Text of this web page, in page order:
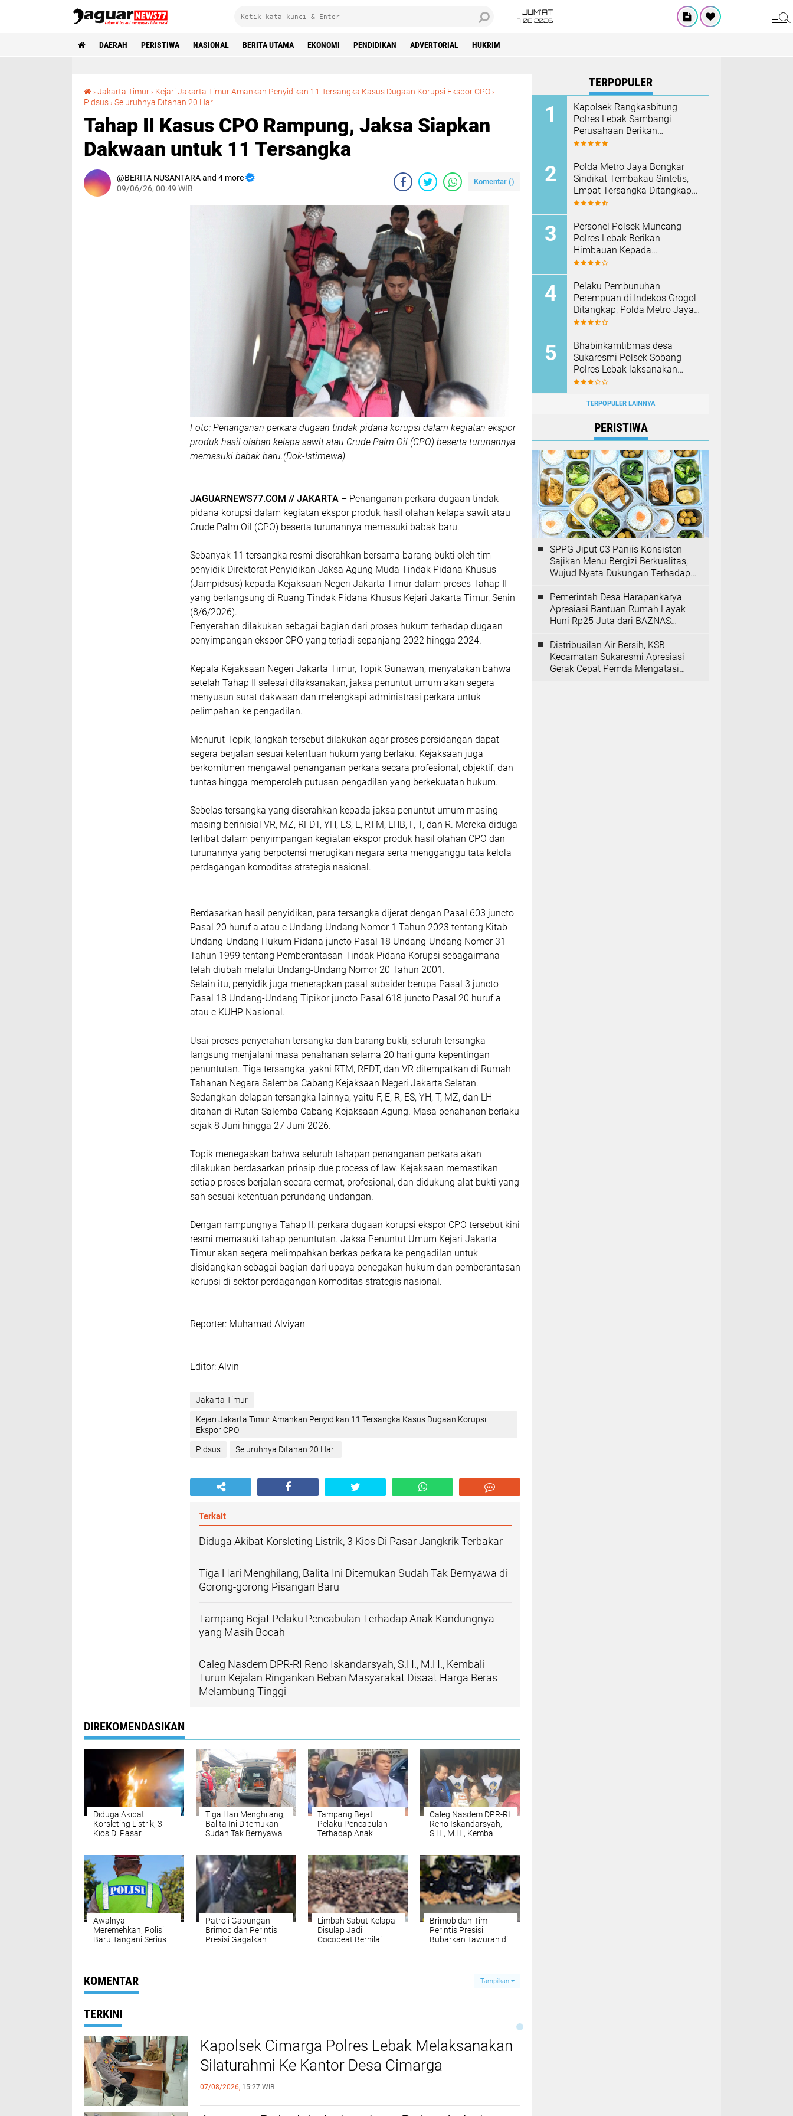
JUM'AT
7 08 2026
DAERAH PERISTIWA NASIONAL BERITA UTAMA EKONOMI PENDIDIKAN ADVERTORIAL HUKRIM
›Jakarta Timur › Kejari Jakarta Timur Amankan Penyidikan 11 Tersangka Kasus Dugaan Korupsi Ekspor CPO ›
Pidsus ›Seluruhnya Ditahan 20 Hari
Tahap II Kasus CPO Rampung, Jaksa Siapkan
Dakwaan untuk 11 Tersangka
BERITA NUSANTARA and 4 more
09/06/26, 00:49 WIB
Komentar ()
Foto: Penanganan perkara dugaan tindak pidana korupsi dalam kegiatan ekspor
produk hasil olahan kelapa sawit atau Crude Palm Oil (CPO) beserta turunannya
memasuki babak baru.(Dok-Istimewa)
‎JAGUARNEWS77.COM // JAKARTA – Penanganan perkara dugaan tindak
pidana korupsi dalam kegiatan ekspor produk hasil olahan kelapa sawit atau
Crude Palm Oil (CPO) beserta turunannya memasuki babak baru.
Sebanyak 11 tersangka resmi diserahkan bersama barang bukti oleh tim
penyidik Direktorat Penyidikan Jaksa Agung Muda Tindak Pidana Khusus
(Jampidsus) kepada Kejaksaan Negeri Jakarta Timur dalam proses Tahap II
yang berlangsung di Ruang Tindak Pidana Khusus Kejari Jakarta Timur, Senin
(8/6/2026).
Penyerahan dilakukan sebagai bagian dari proses hukum terhadap dugaan
penyimpangan ekspor CPO yang terjadi sepanjang 2022 hingga 2024.
‎Kepala Kejaksaan Negeri Jakarta Timur, Topik Gunawan, menyatakan bahwa
setelah Tahap II selesai dilaksanakan, jaksa penuntut umum akan segera
menyusun surat dakwaan dan melengkapi administrasi perkara untuk
pelimpahan ke pengadilan.
‎Menurut Topik, langkah tersebut dilakukan agar proses persidangan dapat
segera berjalan sesuai ketentuan hukum yang berlaku. Kejaksaan juga
berkomitmen mengawal penanganan perkara secara profesional, objektif, dan
tuntas hingga memperoleh putusan pengadilan yang berkekuatan hukum.
‎Sebelas tersangka yang diserahkan kepada jaksa penuntut umum masing-
masing berinisial VR, MZ, RFDT, YH, ES, E, RTM, LHB, F, T, dan R. Mereka diduga
terlibat dalam penyimpangan kegiatan ekspor produk hasil olahan CPO dan
turunannya yang berpotensi merugikan negara serta mengganggu tata kelola
perdagangan komoditas strategis nasional.
‎Berdasarkan hasil penyidikan, para tersangka dijerat dengan Pasal 603 juncto
Pasal 20 huruf a atau c Undang-Undang Nomor 1 Tahun 2023 tentang Kitab
Undang-Undang Hukum Pidana juncto Pasal 18 Undang-Undang Nomor 31
Tahun 1999 tentang Pemberantasan Tindak Pidana Korupsi sebagaimana
telah diubah melalui Undang-Undang Nomor 20 Tahun 2001.
Selain itu, penyidik juga menerapkan pasal subsider berupa Pasal 3 juncto
Pasal 18 Undang-Undang Tipikor juncto Pasal 618 juncto Pasal 20 huruf a
atau c KUHP Nasional.
‎Usai proses penyerahan tersangka dan barang bukti, seluruh tersangka
langsung menjalani masa penahanan selama 20 hari guna kepentingan
penuntutan. Tiga tersangka, yakni RTM, RFDT, dan VR ditempatkan di Rumah
Tahanan Negara Salemba Cabang Kejaksaan Negeri Jakarta Selatan.
Sedangkan delapan tersangka lainnya, yaitu F, E, R, ES, YH, T, MZ, dan LH
ditahan di Rutan Salemba Cabang Kejaksaan Agung. Masa penahanan berlaku
sejak 8 Juni hingga 27 Juni 2026.
‎Topik menegaskan bahwa seluruh tahapan penanganan perkara akan
dilakukan berdasarkan prinsip due process of law. Kejaksaan memastikan
setiap proses berjalan secara cermat, profesional, dan didukung alat bukti yang
sah sesuai ketentuan perundang-undangan.
‎Dengan rampungnya Tahap II, perkara dugaan korupsi ekspor CPO tersebut kini
resmi memasuki tahap penuntutan. Jaksa Penuntut Umum Kejari Jakarta
Timur akan segera melimpahkan berkas perkara ke pengadilan untuk
disidangkan sebagai bagian dari upaya penegakan hukum dan pemberantasan
korupsi di sektor perdagangan komoditas strategis nasional.
Reporter: Muhamad Alviyan
‎Editor: Alvin
Jakarta Timur
Kejari Jakarta Timur Amankan Penyidikan 11 Tersangka Kasus Dugaan Korupsi
Ekspor CPO
Pidsus Seluruhnya Ditahan 20 Hari
Terkait
Diduga Akibat Korsleting Listrik, 3 Kios Di Pasar Jangkrik Terbakar
Tiga Hari Menghilang, Balita Ini Ditemukan Sudah Tak Bernyawa di
Gorong-gorong Pisangan Baru
Tampang Bejat Pelaku Pencabulan Terhadap Anak Kandungnya
yang Masih Bocah
Caleg Nasdem DPR-RI Reno Iskandarsyah, S.H., M.H., Kembali
Turun Kejalan Ringankan Beban Masyarakat Disaat Harga Beras
Melambung Tinggi
DIREKOMENDASIKAN
Diduga Akibat
Korsleting Listrik, 3
Kios Di Pasar
Tiga Hari Menghilang,
Balita Ini Ditemukan
Sudah Tak Bernyawa
Tampang Bejat
Pelaku Pencabulan
Terhadap Anak
Caleg Nasdem DPR-RI
Reno Iskandarsyah,
S.H., M.H., Kembali
Masyarakat Disaat
Harga Beras
Melambung Tinggi
Awalnya
Meremehkan, Polisi
Baru Tangani Serius
‎Patroli Gabungan
Brimob dan Perintis
Presisi Gagalkan
Limbah Sabut Kelapa
Disulap Jadi
Cocopeat Bernilai
‎Brimob dan Tim
Perintis Presisi
Bubarkan Tawuran di
KOMENTAR Tampilkan
TERKINI
Kapolsek Cimarga Polres Lebak Melaksanakan
Silaturahmi Ke Kantor Desa Cimarga
07/08/2026, 15:27 WIB
TERPOPULER
Kapolsek Rangkasbitung
Polres Lebak Sambangi
Perusahaan Berikan
Himbauan Cegah Kebakaran
‎Polda Metro Jaya Bongkar
Sindikat Tembakau Sintetis,
Empat Tersangka Ditangkap
dan Hampir Satu Kilogram
Personel Polsek Muncang
Polres Lebak Berikan
Himbauan Kepada
Masyarakat Agar Tidak
Pelaku Pembunuhan
Perempuan di Indekos Grogol
Ditangkap, Polda Metro Jaya
Sita Palu dan Sejumlah
Bhabinkamtibmas desa
Sukaresmi Polsek Sobang
Polres Lebak laksanakan
Sambang di Desa binaanya
TERPOPULER LAINNYA
PERISTIWA
SPPG Jiput 03 Paniis Konsisten
Sajikan Menu Bergizi Berkualitas,
Wujud Nyata Dukungan Terhadap
Pemerintah Desa Harapankarya
Apresiasi Bantuan Rumah Layak
Huni Rp25 Juta dari BAZNAS
Distribusilan Air Bersih, KSB
Kecamatan Sukaresmi Apresiasi
Gerak Cepat Pemda Mengatasi